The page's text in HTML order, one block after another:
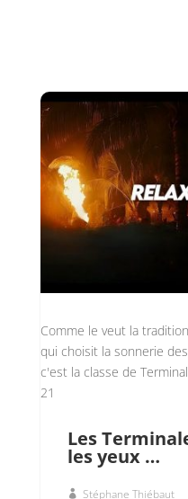
Comme le veut la
qui choisit la sonnerie
c'est la classe de
Les
les yeux …
Stéphane Thiébaut
21